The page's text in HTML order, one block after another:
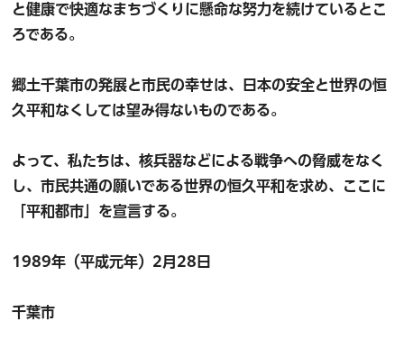
と健康で快適なまちづくりに懸命な努力を続けているとこ
ろである。
郷土千葉市の発展と市民の幸せは、日本の安全と世界の恒
久平和なくしては望み得ないものである。
よって、私たちは、核兵器などによる戦争への脅威をなく
し、市民共通の願いである世界の恒久平和を求め、ここに
「平和都市」を宣言する。
1989年（平成元年）2月28日
千葉市